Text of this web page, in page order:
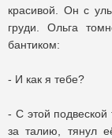
красивой. Он с
груди. Ольга
бантиком:
- И как я тебе?
- С этой подвеской
за талию, тянул